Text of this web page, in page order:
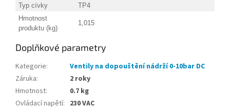
Typ cívky
TP4
Hmotnost
produktu (kg)
1,015
Doplňkové parametry
Kategorie:
Ventily na dopouštění nádrží 0-10bar DC
Záruka:
2 roky
Hmotnost:
0.7 kg
Ovládací napětí: 230 VAC